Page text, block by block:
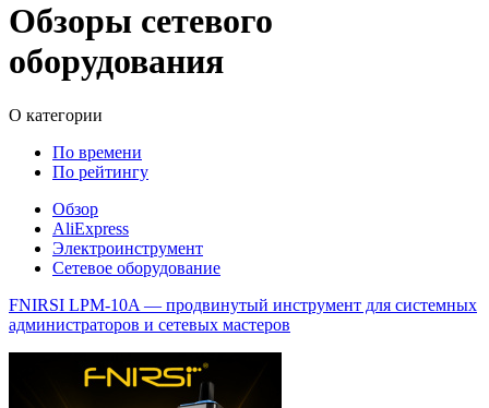
Обзоры сетевого
оборудования
О категории
По времени
По рейтингу
Обзор
AliExpress
Электроинструмент
Сетевое оборудование
FNIRSI LPM-10A — продвинутый инструмент для системных
администраторов и сетевых мастеров